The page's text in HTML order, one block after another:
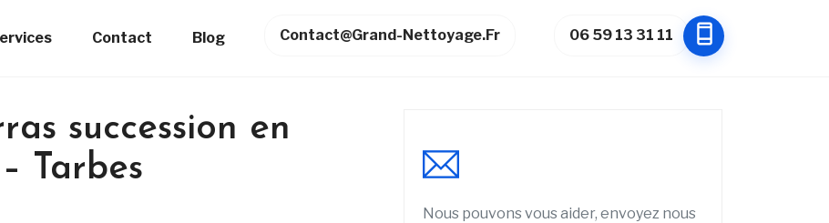
Contact Blog Contact@grand-Nettoyage.fr 06 59 13 31 11
succession en
Tarbes
Nous pouvons vous aider, envoyez nous